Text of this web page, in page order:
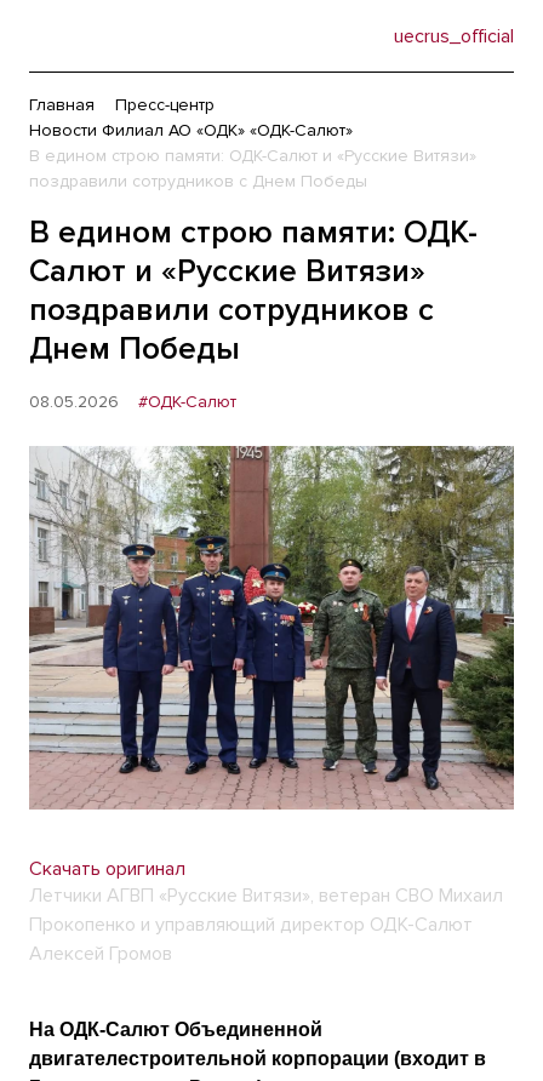
uecrus_official
Главная
Пресс-центр
Новости Филиал АО «ОДК» «ОДК-Салют»
В едином строю памяти: ОДК-Салют и «Русские Витязи»
поздравили сотрудников с Днем Победы
В едином строю памяти: ОДК-
Салют и «Русские Витязи»
поздравили сотрудников с
Днем Победы
08.05.2026 #ОДК-Салют
Скачать оригинал
Летчики АГВП «Русские Витязи», ветеран СВО Михаил
Прокопенко и управляющий директор ОДК-Салют
Алексей Громов
На ОДК-Салют Объединенной
двигателестроительной корпорации (входит в